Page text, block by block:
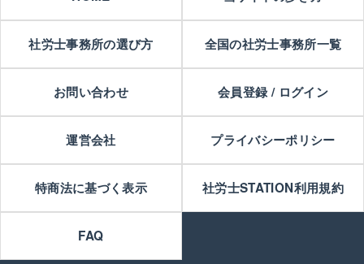
社労士事務所の選び方 全国の社労士事務所一覧
お問い合わせ 会員登録 / ログイン
運営会社 プライバシーポリシー
特商法に基づく表示 社労士STATION利用規約
FAQ